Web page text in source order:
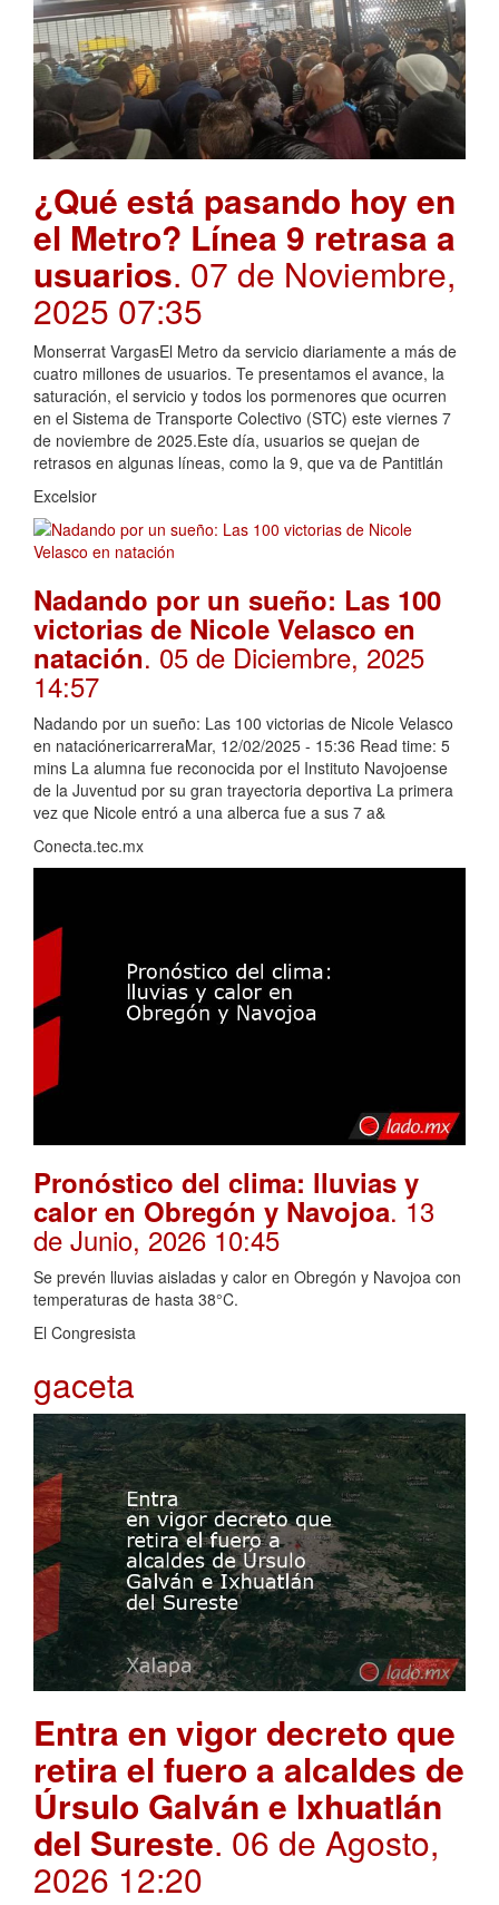
¿Qué está pasando hoy en
el Metro? Línea 9 retrasa a
usuarios. 07 de Noviembre,
2025 07:35
Monserrat VargasEl Metro da servicio diariamente a más de
cuatro millones de usuarios. Te presentamos el avance, la
saturación, el servicio y todos los pormenores que ocurren
en el Sistema de Transporte Colectivo (STC) este viernes 7
de noviembre de 2025.Este día, usuarios se quejan de
retrasos en algunas líneas, como la 9, que va de Pantitlán
Excelsior
Nadando por un sueño: Las 100
victorias de Nicole Velasco en
natación. 05 de Diciembre, 2025
14:57
Nadando por un sueño: Las 100 victorias de Nicole Velasco
en nataciónericarreraMar, 12/02/2025 - 15:36 Read time: 5
mins La alumna fue reconocida por el Instituto Navojoense
de la Juventud por su gran trayectoria deportiva La primera
vez que Nicole entró a una alberca fue a sus 7 a&
Conecta.tec.mx
Pronóstico del clima: lluvias y
calor en Obregón y Navojoa. 13
de Junio, 2026 10:45
Se prevén lluvias aisladas y calor en Obregón y Navojoa con
temperaturas de hasta 38°C.
El Congresista
gaceta
Entra en vigor decreto que
retira el fuero a alcaldes de
Úrsulo Galván e Ixhuatlán
del Sureste. 06 de Agosto,
2026 12:20